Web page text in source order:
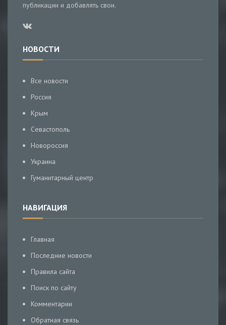
публикации и добавлять свои.
НОВОСТИ
Все новости
Россия
Крым
Севастополь
Новороссия
Украина
Гуманитарный центр
НАВИГАЦИЯ
Главная
Последние новости
Правила сайта
Поиск по сайту
Комментарии
Обратная связь